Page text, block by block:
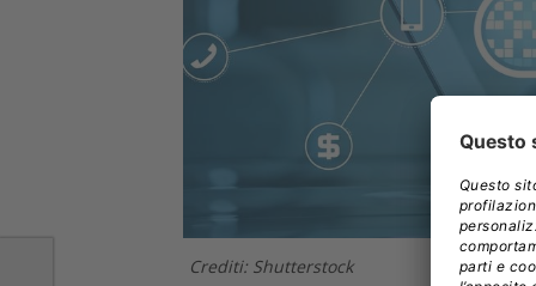
Crediti: Shutterstock